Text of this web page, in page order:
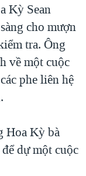
Kỳ Sean
cho mượn
tra. Ông
về một cuộc
phe liên hệ
Hoa Kỳ bà
dự một cuộc